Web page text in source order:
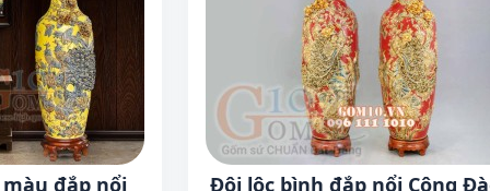
đắp nổi Đôi lộc bình đắp nổi Công